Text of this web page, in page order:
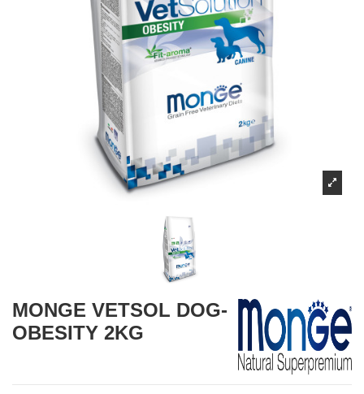
MONGE VETSOL DOG-
OBESITY 2KG